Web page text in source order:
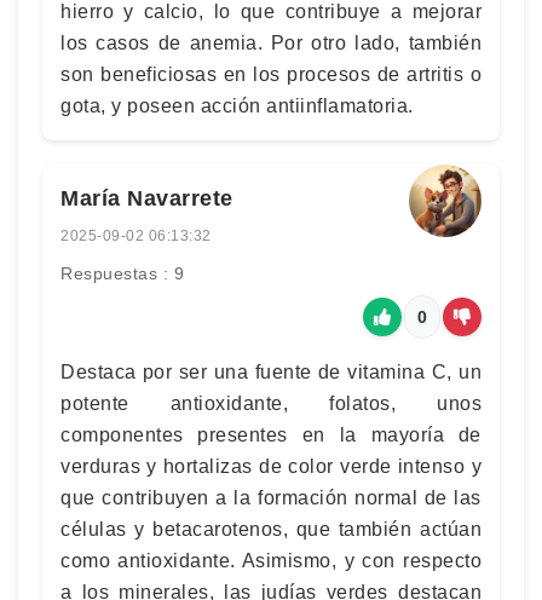
hierro y calcio, lo que contribuye a mejorar
los casos de anemia. Por otro lado, también
son beneficiosas en los procesos de artritis o
gota, y poseen acción antiinflamatoria.
María Navarrete
2025-09-02 06:13:32
Respuestas : 9
0
Destaca por ser una fuente de vitamina C, un
potente antioxidante, folatos, unos
componentes presentes en la mayoría de
verduras y hortalizas de color verde intenso y
que contribuyen a la formación normal de las
células y betacarotenos, que también actúan
como antioxidante. Asimismo, y con respecto
a los minerales, las judías verdes destacan